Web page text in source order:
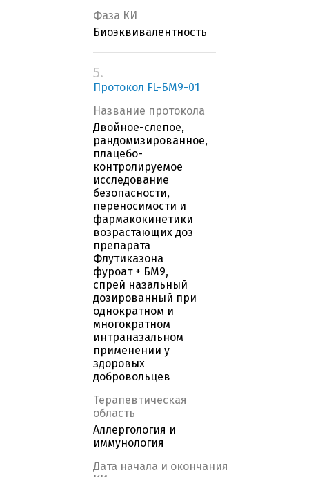
Фаза КИ
Биоэквивалентность
5.
Протокол FL-БМ9-01
Название протокола
Двойное-слепое,
рандомизированное,
плацебо-
контролируемое
исследование
безопасности,
переносимости и
фармакокинетики
возрастающих доз
препарата
Флутиказона
фуроат + БМ9,
спрей назальный
дозированный при
однократном и
многократном
интраназальном
применении у
здоровых
добровольцев
Терапевтическая
область
Аллергология и
иммунология
Дата начала и окончания